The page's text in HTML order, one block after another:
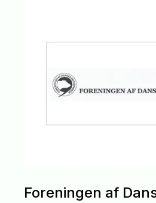
Foreningen af